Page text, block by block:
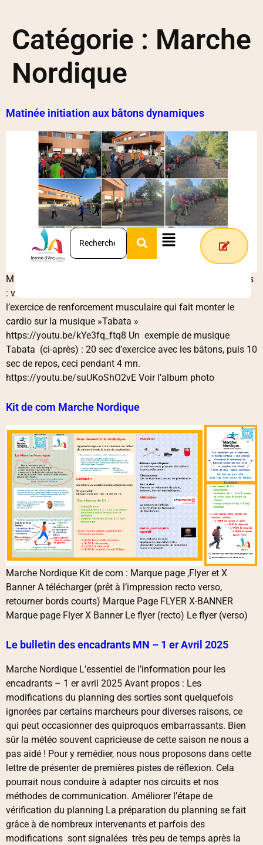
Catégorie : Marche
Nordique
Matinée initiation aux bâtons dynamiques
Marche Nordique Matinée initiation aux bâtons dynamiques
: vidéo et photos Les vidéos prises durant la séance, dont
l’exercice de renforcement musculaire qui fait monter le
cardio sur la musique »Tabata »
https://youtu.be/kYe3fq_ftq8 Un exemple de musique
Tabata (ci-après) : 20 sec d’exercice avec les bâtons, puis 10
sec de repos, ceci pendant 4 mn.
https://youtu.be/suUKoShO2vE Voir l’album photo
Kit de com Marche Nordique
Marche Nordique Kit de com : Marque page ,Flyer et X
Banner A télécharger (prêt à l’impression recto verso,
retourner bords courts) Marque Page FLYER X-BANNER
Marque page Flyer X Banner Le flyer (recto) Le flyer (verso)
Le bulletin des encadrants MN – 1 er Avril 2025
Marche Nordique L’essentiel de l’information pour les
encadrants – 1 er avril 2025 Avant propos : Les
modifications du planning des sorties sont quelquefois
ignorées par certains marcheurs pour diverses raisons, ce
qui peut occasionner des quiproquos embarrassants. Bien
sûr la météo souvent capricieuse de cette saison ne nous a
pas aidé ! Pour y remédier, nous nous proposons dans cette
lettre de présenter de premières pistes de réflexion. Cela
pourrait nous conduire à adapter nos circuits et nos
méthodes de communication. Améliorer l’étape de
vérification du planning La préparation du planning se fait
grâce à de nombreux intervenants et parfois des
modifications sont signalées très peu de temps après la